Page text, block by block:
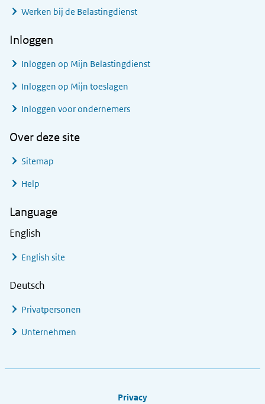
Werken bij de Belastingdienst
Inloggen
Inloggen op Mijn Belastingdienst
Inloggen op Mijn toeslagen
Inloggen voor ondernemers
Over deze site
Sitemap
Help
Language
English
English site
Deutsch
Privatpersonen
Unternehmen
Privacy